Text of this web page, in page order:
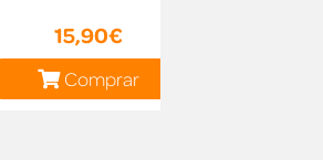
15,90€
Comprar